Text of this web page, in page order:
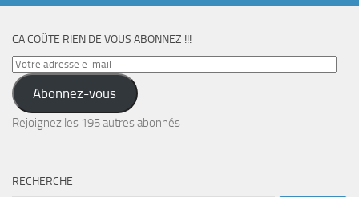
CA COÛTE RIEN DE VOUS ABONNEZ !!!
Votre
adresse
e-
mail
Abonnez-vous
Rejoignez les 195 autres abonnés
RECHERCHE